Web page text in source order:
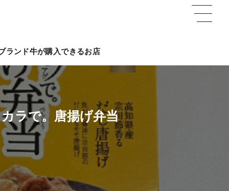
ランド牛が購入できるお店
ラで。唐揚げ弁当